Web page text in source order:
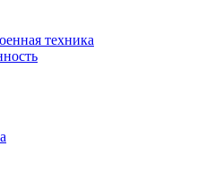
техника